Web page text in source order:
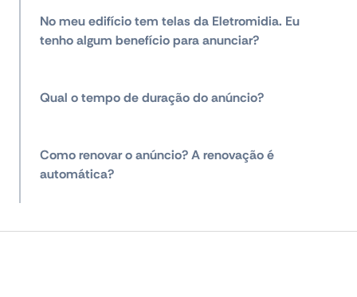
No meu edifício tem telas da Eletromidia. Eu
tenho algum benefício para anunciar?
Qual o tempo de duração do anúncio?
Como renovar o anúncio? A renovação é
automática?